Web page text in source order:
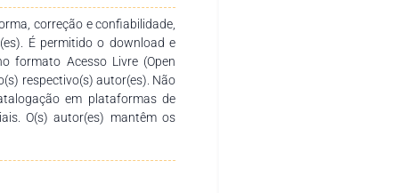
realizou-se uma análise
produção de leite diária,
(CCS) e consumo
o nível de significância
o pacote dplyr, do programa
o teste-t de Student,
do programa estatístico R.
Conclusão: Embora o
correção e confiabilidade,
É permitido o download e
formato Acesso Livre (Open
respectivo(s) autor(es). Não
em plataformas de
O(s) autor(es) mantêm os